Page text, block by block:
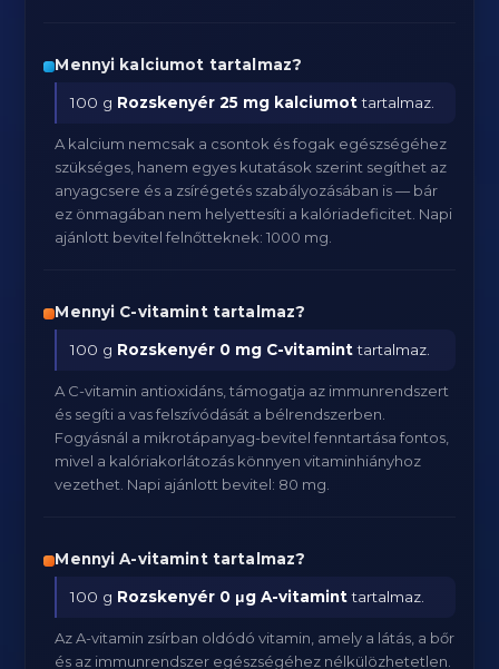
Mennyi kalciumot tartalmaz?
100 g Rozskenyér 25 mg kalciumottartalmaz.
A kalcium nemcsak a csontok és fogak egészségéhez
szükséges, hanem egyes kutatások szerint segíthet az
anyagcsere és a zsírégetés szabályozásában is — bár
ez önmagában nem helyettesíti a kalóriadeficitet. Napi
ajánlott bevitel felnőtteknek: 1000 mg.
Mennyi C-vitamint tartalmaz?
100 g Rozskenyér 0 mg C-vitaminttartalmaz.
A C-vitamin antioxidáns, támogatja az immunrendszert
és segíti a vas felszívódását a bélrendszerben.
Fogyásnál a mikrotápanyag-bevitel fenntartása fontos,
mivel a kalóriakorlátozás könnyen vitaminhiányhoz
vezethet. Napi ajánlott bevitel: 80 mg.
Mennyi A-vitamint tartalmaz?
100 g Rozskenyér 0 μg A-vitaminttartalmaz.
Az A-vitamin zsírban oldódó vitamin, amely a látás, a bőr
és az immunrendszer egészségéhez nélkülözhetetlen.